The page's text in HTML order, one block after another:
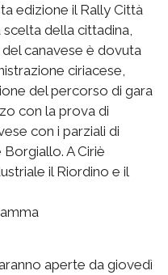
edizione il Rally Città
della cittadina,
canavese è dovuta
ciriacese,
del percorso di gara
con la prova di
con i parziali di
A Ciriè
il Riordino e il
aperte da giovedì